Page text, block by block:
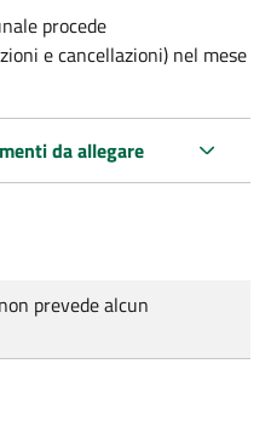
procede
e cancellazioni) nel mese
da allegare
prevede alcun